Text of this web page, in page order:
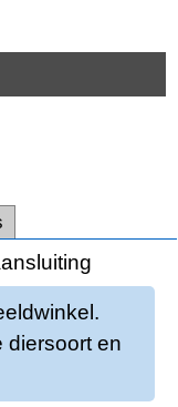
diersoort en